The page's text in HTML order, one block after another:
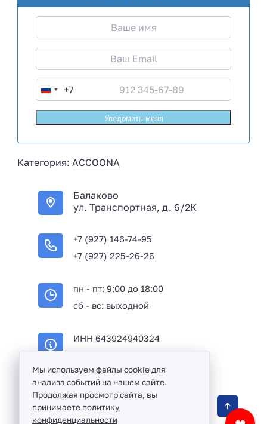
R
u
s
a
7
+7
Категория: ACCOONA
Балаково
ул. Транспортная, д. 6/2К
+7 (927) 146-74-95
+7 (927) 225-26-26
пн - пт: 9:00 до 18:00
сб - вс: выходной
ИНН 643924940324
Оптовая продажа сантехники и комплектующих
в Балаково и Саратовской области ©
Мы используем файлы cookie для
анализа событий на нашем сайте.
Продолжая просмотр сайта, вы
принимаете политику
конфиденциальности